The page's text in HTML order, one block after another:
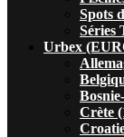
Spots
Séries
Urbex
Crète